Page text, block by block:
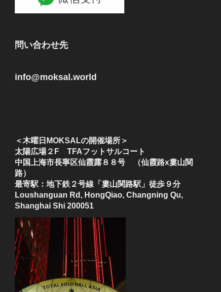
問い合わせ先
info@moksal.world
＜木曜日MOKSALの開催場所＞
太陽広場２F TFAフットサルコート
中国上海市長寧区仙霞露８８号 （仙霞路x婁山関
路）
最寄駅：地下鉄２号線「婁山関路駅」徒歩９分
Loushanguan Rd, HongQiao, Changning Qu,
Shanghai Shi 200051